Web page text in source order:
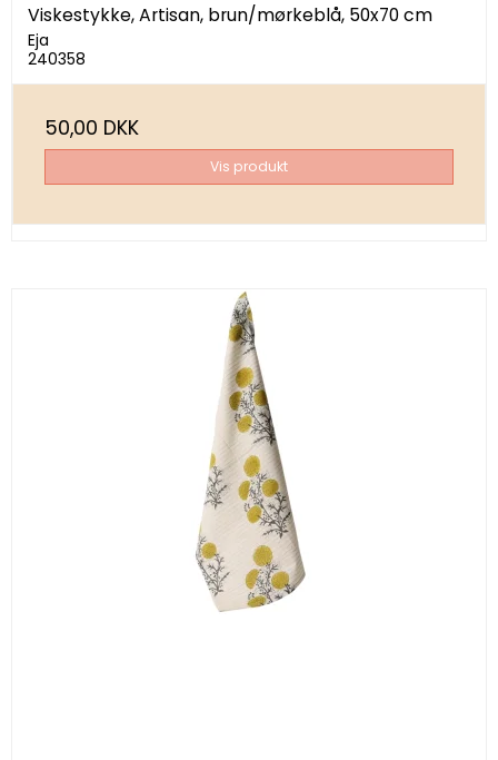
Viskestykke, Artisan, brun/mørkeblå, 50x70 cm
Eja
240358
50,00 DKK
Vis produkt